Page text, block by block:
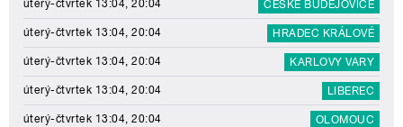
úterý-čtvrtek 13:04, 20:04 ČESKÉ BUDĚJOVICE
úterý-čtvrtek 13:04, 20:04 HRADEC KRÁLOVÉ
úterý-čtvrtek 13:04, 20:04 KARLOVY VARY
úterý-čtvrtek 13:04, 20:04 LIBEREC
úterý-čtvrtek 13:04, 20:04 OLOMOUC